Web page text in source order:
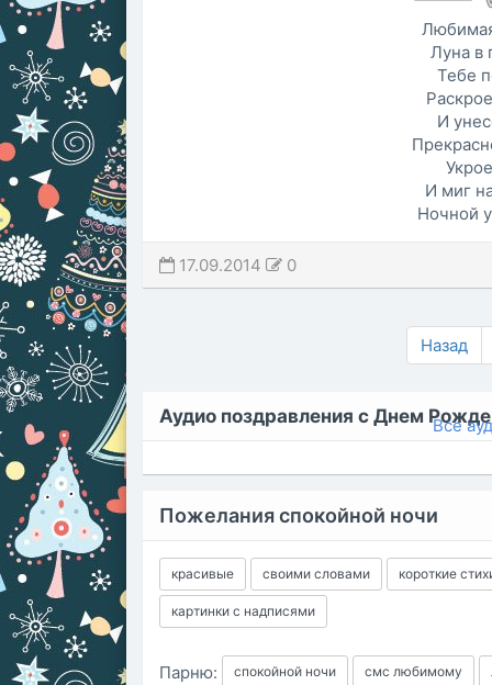
Луна в
Тебе
И
И миг
Ночной
17.09.2014 0
Назад
Аудио поздравления с Днем Все
Пожелания спокойной ночи
красивые своими словами короткие
картинки с надписями
Парню: спокойной ночи смс любимому